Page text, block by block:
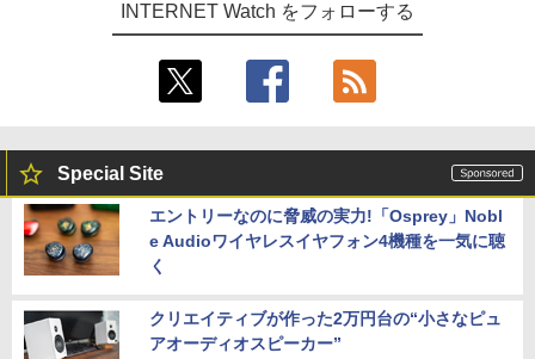
INTERNET Watch をフォローする
Special Site
エントリーなのに脅威の実力!「Osprey」Nobl
e Audioワイヤレスイヤフォン4機種を一気に聴
く
クリエイティブが作った2万円台の“小さなピュ
アオーディオスピーカー”